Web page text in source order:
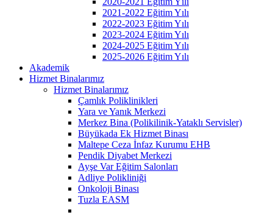
2021-2022 Eğitim Yılı
2022-2023 Eğitim Yılı
2023-2024 Eğitim Yılı
2024-2025 Eğitim Yılı
2025-2026 Eğitim Yılı
Akademik
Hizmet Binalarımız
Hizmet Binalarımız
Çamlık Poliklinikleri
Yara ve Yanık Merkezi
Merkez Bina (Polikilinik-Yataklı Servisler)
Büyükada Ek Hizmet Binası
Maltepe Ceza İnfaz Kurumu EHB
Pendik Diyabet Merkezi
Ayşe Var Eğitim Salonları
Adliye Polikliniği
Onkoloji Binası
Tuzla EASM